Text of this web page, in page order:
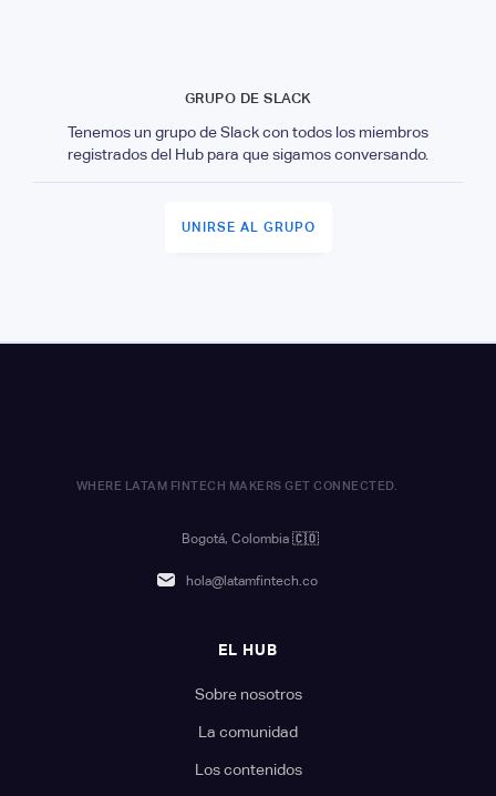
GRUPO DE SLACK
Tenemos un grupo de Slack con todos los miembros
registrados del Hub para que sigamos conversando.
UNIRSE AL GRUPO
WHERE LATAM FINTECH MAKERS GET CONNECTED.
Bogotá, Colombia 🇨🇴
hola@latamfintech.co
EL HUB
Sobre nosotros
La comunidad
Los contenidos